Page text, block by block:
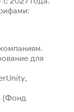
для
(Фонд